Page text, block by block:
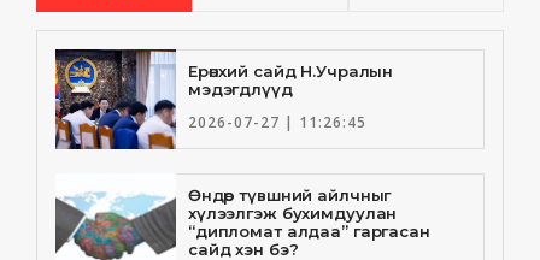
Ерөнхий сайд Н.Учралын
мэдэгдлүүд
2026-07-27 | 11:26:45
Өндөр түвшний айлчныг
хүлээлгэж бухимдуулан
“дипломат алдаа” гаргасан
сайд хэн бэ?